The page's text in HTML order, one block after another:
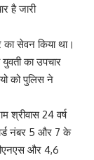
है जारी
का सेवन किया था।
का उपचार
को पुलिस ने
श्रीवास 24 वर्ष
नंबर 5 और 7 के
और 4,6